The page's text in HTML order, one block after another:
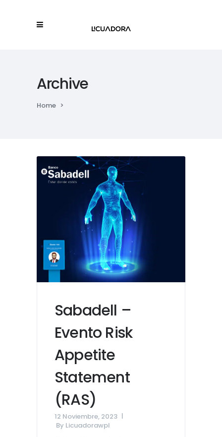
Archive
Home >
Sabadell –
Evento Risk
Appetite
Statement
(RAS)
12 Noviembre, 2023
By Licuadorawpl